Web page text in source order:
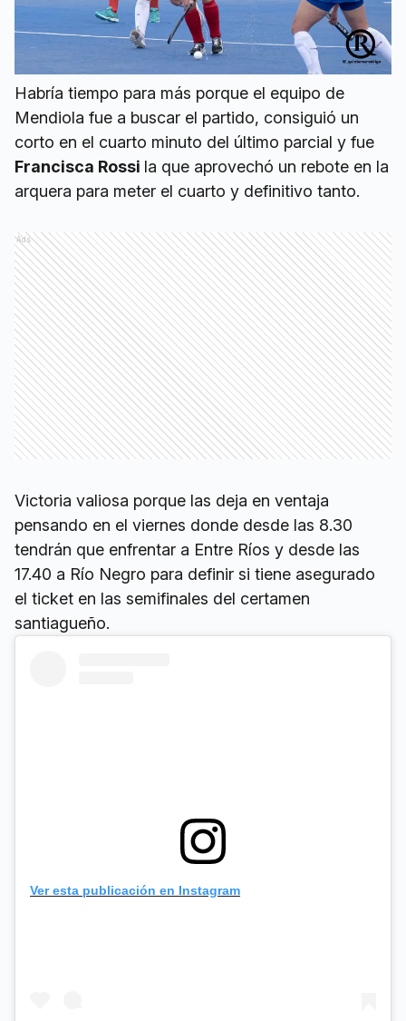
Habría tiempo para más porque el equipo de
Mendiola fue a buscar el partido, consiguió un
corto en el cuarto minuto del último parcial y fue
Francisca Rossi la que aprovechó un rebote en la
arquera para meter el cuarto y definitivo tanto.
Ads
Victoria valiosa porque las deja en ventaja
pensando en el viernes donde desde las 8.30
tendrán que enfrentar a Entre Ríos y desde las
17.40 a Río Negro para definir si tiene asegurado
el ticket en las semifinales del certamen
santiagueño.
Ver esta publicación en Instagram